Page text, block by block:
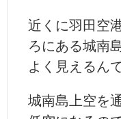
近くに羽田空
ろにある城南
よく見えるん
城南島上空を